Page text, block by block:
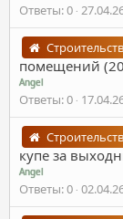
Ответы 0
помещений
Angel
Ответы 0
купе за
Angel
Ответы 0